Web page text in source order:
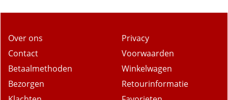
Over ons
Contact
Betaalmethoden
Privacy
Voorwaarden
Winkelwagen